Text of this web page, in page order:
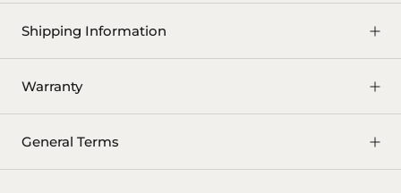
Shipping Information
Warranty
General Terms